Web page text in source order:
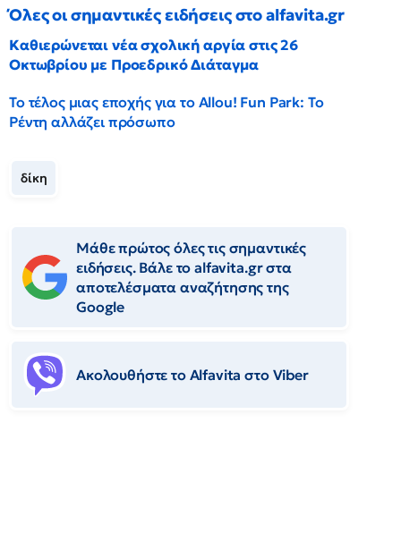
Όλες οι σημαντικές ειδήσεις στο alfavita.gr
Καθιερώνεται νέα σχολική αργία στις 26
Οκτωβρίου με Προεδρικό Διάταγμα
Το τέλος μιας εποχής για το Allou! Fun Park: Το
Ρέντη αλλάζει πρόσωπο
δίκη
Μάθε πρώτος όλες τις σημαντικές
ειδήσεις. Βάλε το alfavita.gr στα
αποτελέσματα αναζήτησης της
Google
Ακολουθήστε το Αlfavita στο Viber